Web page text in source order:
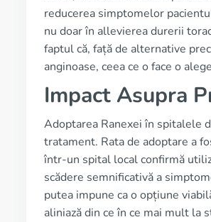
reducerea simptomelor
nu doar în allevierea durerii
faptul că, față de alternative
anginoase, ceea ce o face o
Impact Asupra
Adoptarea Ranexei în spitalele
tratament. Rata de adoptare a
într-un spital local confirmă
scădere semnificativă a
putea impune ca o opțiune
aliniază din ce în ce mai mult